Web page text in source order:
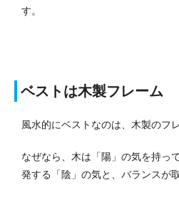
す。
ベストは木製フレーム
風水的にベストなのは、木製のフ
なぜなら、木は「陽」の気を持っ
発する「陰」の気と、バランスが